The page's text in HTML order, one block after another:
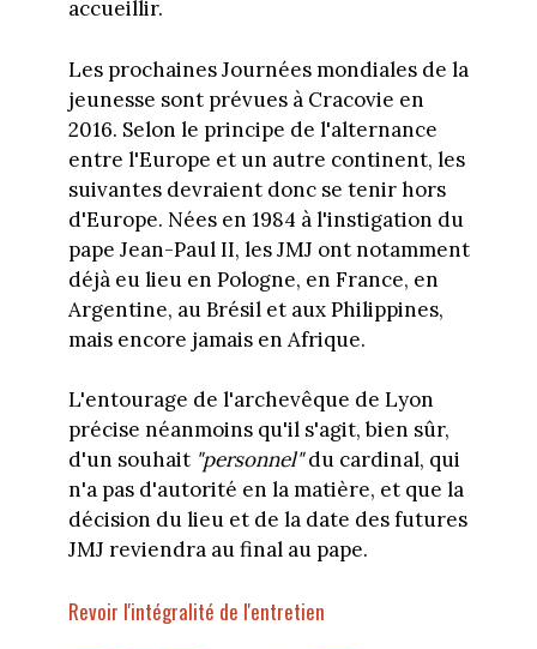
accueillir.
Les prochaines Journées mondiales de la
jeunesse sont prévues à Cracovie en
2016. Selon le principe de l'alternance
entre l'Europe et un autre continent, les
suivantes devraient donc se tenir hors
d'Europe. Nées en 1984 à l'instigation du
pape Jean-Paul II, les JMJ ont notamment
déjà eu lieu en Pologne, en France, en
Argentine, au Brésil et aux Philippines,
mais encore jamais en Afrique.
L'entourage de l'archevêque de Lyon
précise néanmoins qu'il s'agit, bien sûr,
d'un souhait "personnel"du cardinal, qui
n'a pas d'autorité en la matière, et que la
décision du lieu et de la date des futures
JMJ reviendra au final au pape.
Revoir l'intégralité de l'entretien